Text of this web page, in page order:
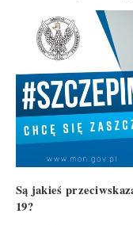
Są jakieś
19?